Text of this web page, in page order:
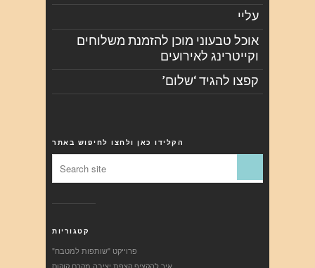
עליי
אוכל טבעוני מוכן להזמנת משלוחים
וקייטרינג לאירועים
קפצו להגיד ‘שלום’
הקלידו כאן ולחצו לחיפוש באתר
קטגוריות
"פרוייקט "שותפות למטבח